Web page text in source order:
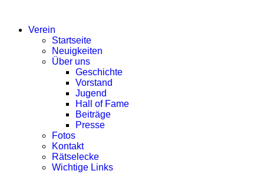
Verein
Startseite
Neuigkeiten
Über uns
Geschichte
Vorstand
Jugend
Hall of Fame
Beiträge
Presse
Fotos
Kontakt
Rätselecke
Wichtige Links